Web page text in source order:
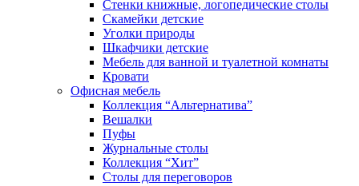
Стенки книжные, логопедические столы
Скамейки детские
Уголки природы
Шкафчики детские
Мебель для ванной и туалетной комнаты
Кровати
Офисная мебель
Коллекция “Альтернатива”
Вешалки
Пуфы
Журнальные столы
Коллекция “Хит”
Столы для переговоров